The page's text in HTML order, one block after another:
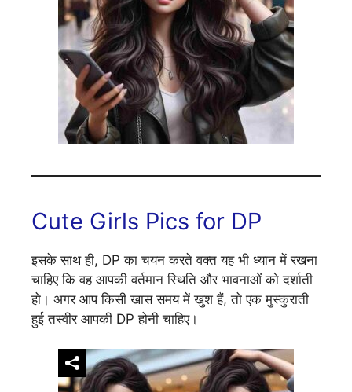
Cute Girls Pics for DP
इसके साथ ही, DP का चयन करते वक्त यह भी ध्यान में रखना
चाहिए कि वह आपकी वर्तमान स्थिति और भावनाओं को दर्शाती
हो। अगर आप किसी खास समय में खुश हैं, तो एक मुस्कुराती
हुई तस्वीर आपकी DP होनी चाहिए।